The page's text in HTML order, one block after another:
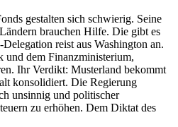
gestalten sich schwierig. Seine
brauchen Hilfe. Die gibt es
reist aus Washington an.
und dem Finanzministerium,
Ihr Verdikt: Musterland bekommt
konsolidiert. Die Regierung
unsinnig und politischer
zu erhöhen. Dem Diktat des